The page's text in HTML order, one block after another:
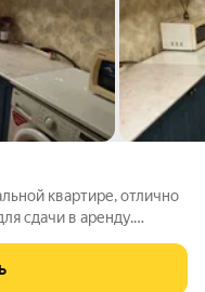
квартире, отлично
сдачи в аренду.
- напротив